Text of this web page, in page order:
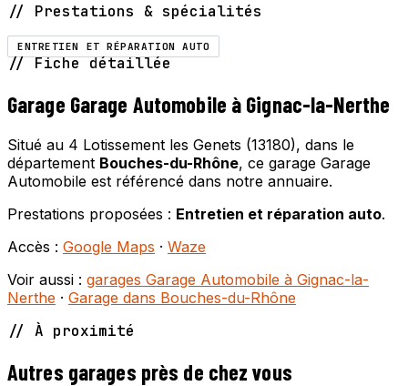
// Prestations & spécialités
ENTRETIEN ET RÉPARATION AUTO
// Fiche détaillée
Garage Garage Automobile à Gignac-la-Nerthe
Situé au 4 Lotissement les Genets (13180), dans le
département Bouches-du-Rhône, ce garage Garage
Automobile est référencé dans notre annuaire.
Prestations proposées : Entretien et réparation auto.
Accès : Google Maps · Waze
Voir aussi : garages Garage Automobile à Gignac-la-
Nerthe · Garage dans Bouches-du-Rhône
// À proximité
Autres garages près de chez vous